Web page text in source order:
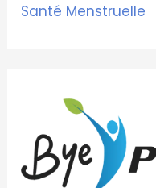
Santé Menstruelle